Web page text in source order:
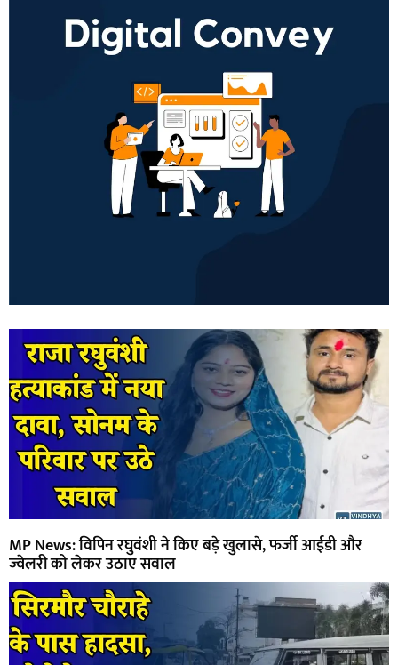
MP News: विपिन रघुवंशी ने किए बड़े खुलासे, फर्जी आईडी और
ज्वेलरी को लेकर उठाए सवाल